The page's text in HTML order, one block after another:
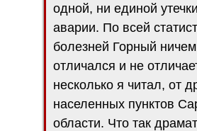
одной, ни единой
аварии. По всей
болезней Горный
отличался и не
несколько я читал, от
населенных пунктов
области. Что так